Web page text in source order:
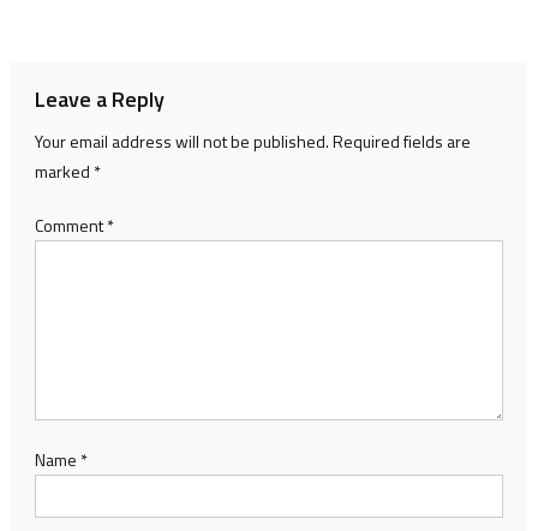
Leave a Reply
Your email address will not be published.Required fields are
marked *
Comment*
Name *